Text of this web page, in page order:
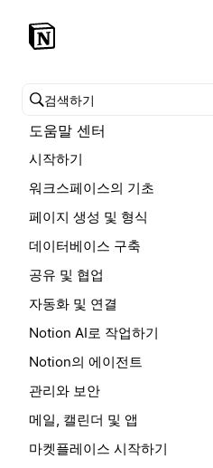
도움말 센터 검색
도움말 센터
시작하기
워크스페이스의 기초
페이지 생성 및 형식
데이터베이스 구축
공유 및 협업
자동화 및 연결
Notion AI로 작업하기
Notion의 에이전트
관리와 보안
메일, 캘린더 및 앱
마켓플레이스 시작하기